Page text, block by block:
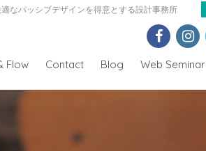
なパッシブデザインを得意とする設計事務所
Flow Contact Blog Web Seminar